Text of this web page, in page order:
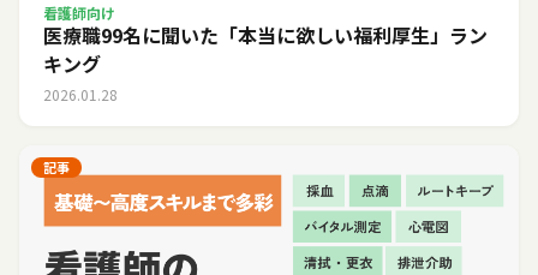
看護師向け
医療職99名に聞いた「本当に欲しい福利厚生」ラン
キング
2026.01.28
記事